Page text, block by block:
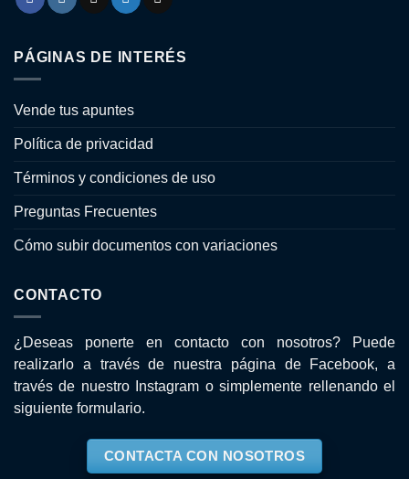
PÁGINAS DE INTERÉS
Vende tus apuntes
Política de privacidad
Términos y condiciones de uso
Preguntas Frecuentes
Cómo subir documentos con variaciones
CONTACTO
¿Deseas ponerte en contacto con nosotros? Puede
realizarlo a través de nuestra página de
Facebook, a
través de nuestro
Instagram o simplemente rellenando el
siguiente formulario.
CONTACTA CON NOSOTROS